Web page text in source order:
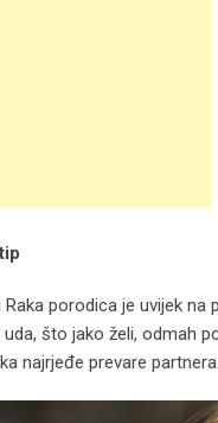
porodica je uvijek
što jako želi, odmah
najrjeđe prevare partnera.